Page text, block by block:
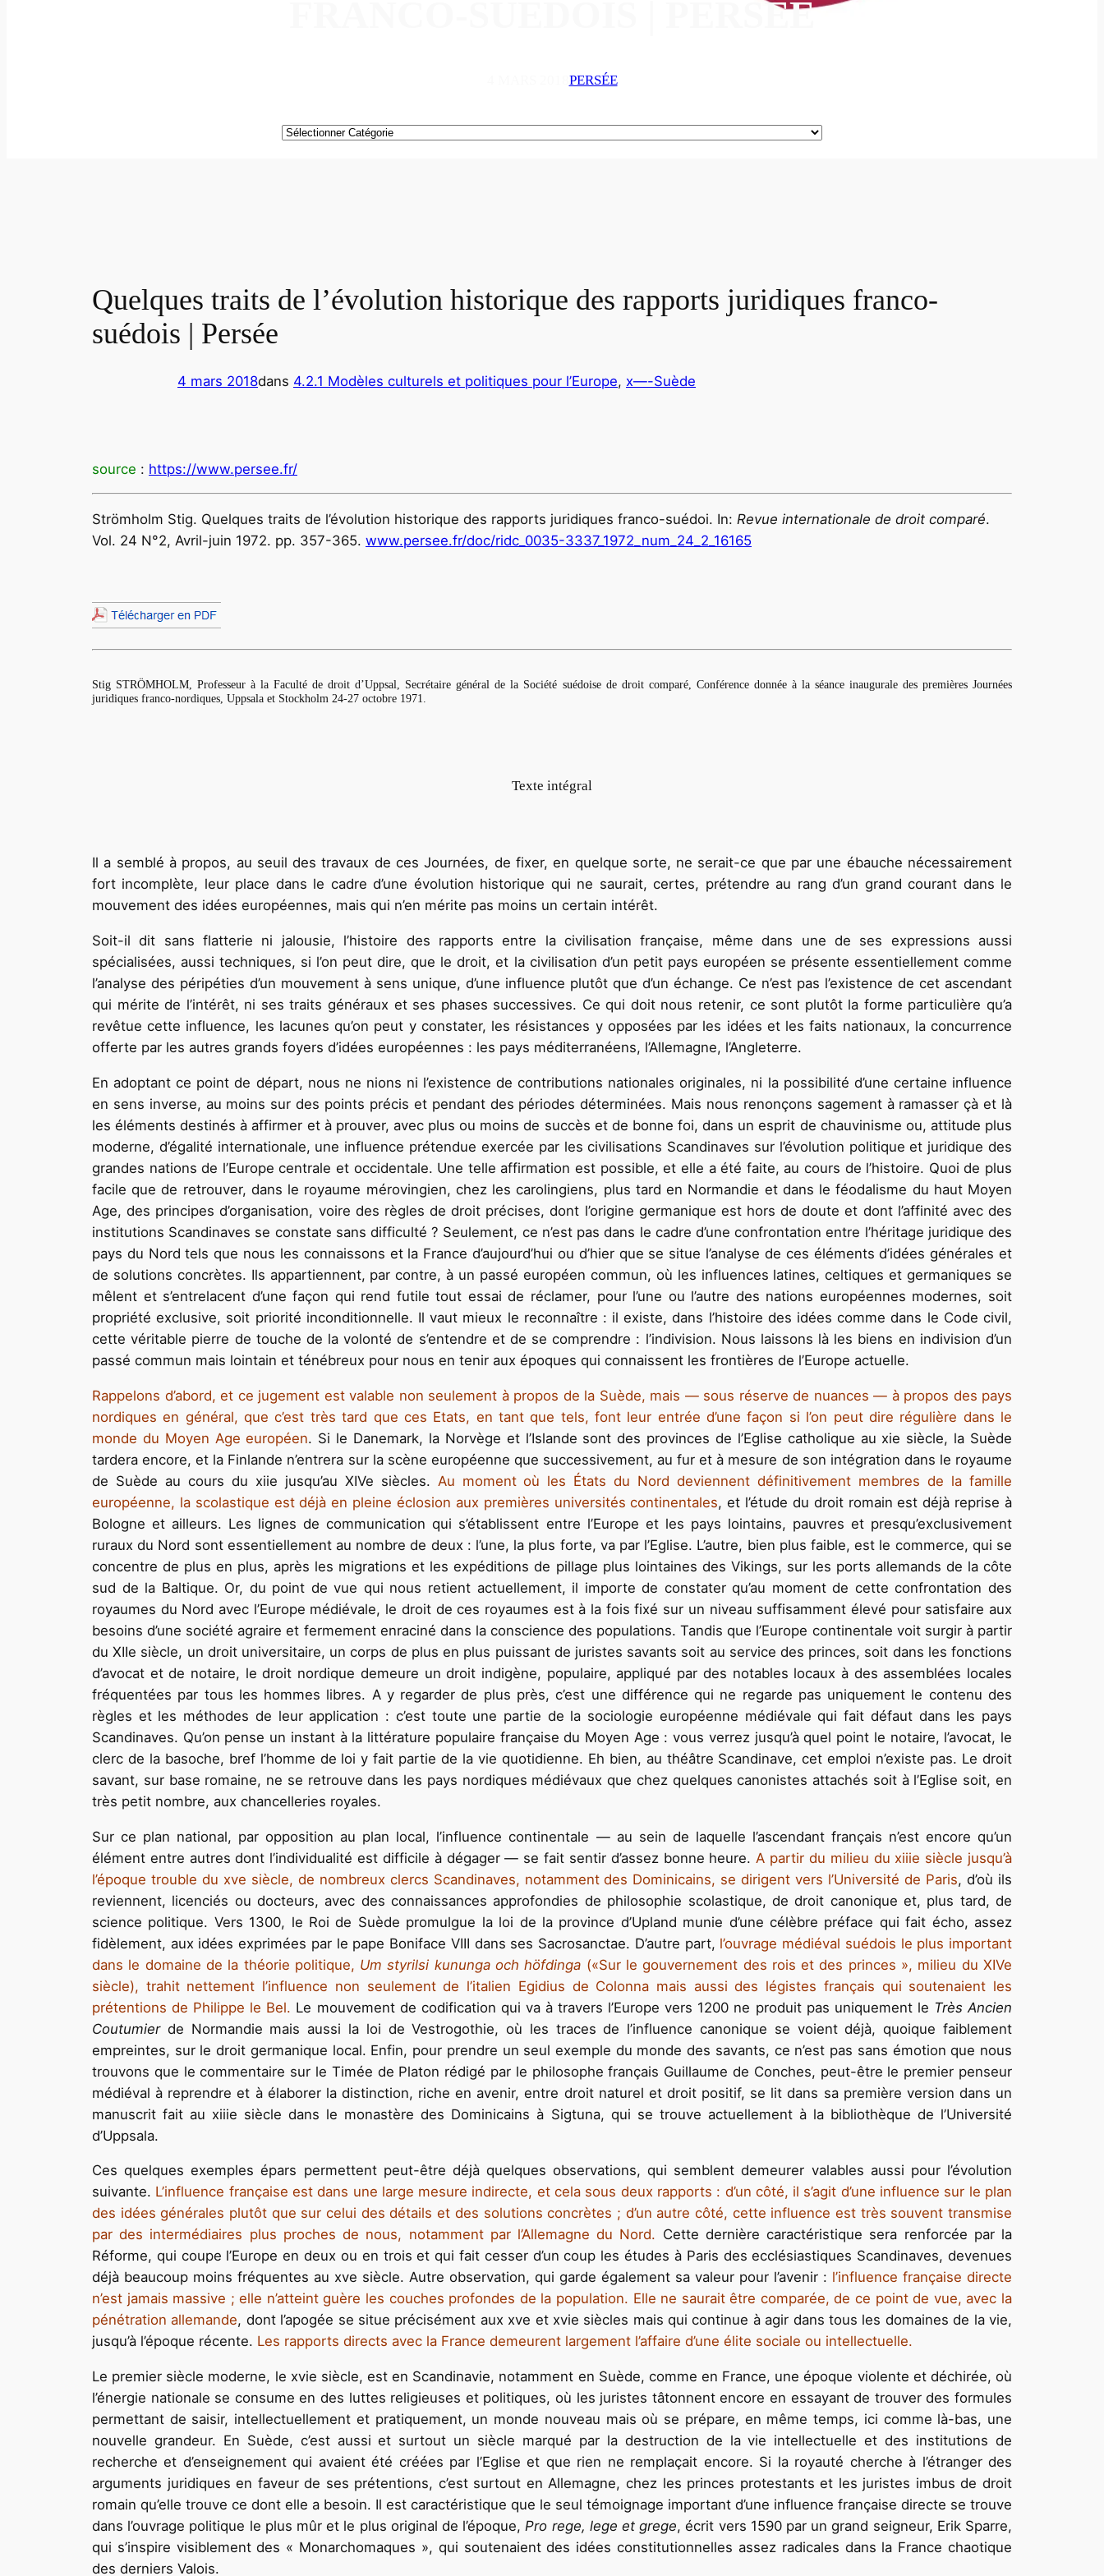
FRANCO-SUÉDOIS | PERSÉE
PERSÉE
Catégories
Quelques traits de l’évolution historique des rapports juridiques franco-
suédois | Persée
4 mars 2018dans 4.2.1 Modèles culturels et politiques pour l’Europe, x—-Suède
source : https://www.persee.fr/
Strömholm Stig. Quelques traits de l’évolution historique des rapports juridiques franco-suédoi. In: Revue internationale de droit comparé.
Vol. 24 N°2, Avril-juin 1972. pp. 357-365. www.persee.fr/doc/ridc_0035-3337_1972_num_24_2_16165
Stig STRÖMHOLM, Professeur à la Faculté de droit d’Uppsal, Secrétaire général de la Société suédoise de droit comparé, Conférence donnée à la séance inaugurale des premières Journées
juridiques franco-nordiques, Uppsala et Stockholm 24-27 octobre 1971.
Texte intégral
Il a semblé à propos, au seuil des travaux de ces Journées, de fixer, en quelque sorte, ne serait-ce que par une ébauche nécessairement
fort incomplète, leur place dans le cadre d’une évolution historique qui ne saurait, certes, prétendre au rang d’un grand courant dans le
mouvement des idées européennes, mais qui n’en mérite pas moins un certain intérêt.
Soit-il dit sans flatterie ni jalousie, l’histoire des rapports entre la civilisation française, même dans une de ses expressions aussi
spécialisées, aussi techniques, si l’on peut dire, que le droit, et la civilisation d’un petit pays européen se présente essentiellement comme
l’analyse des péripéties d’un mouvement à sens unique, d’une influence plutôt que d’un échange. Ce n’est pas l’existence de cet ascendant
qui mérite de l’intérêt, ni ses traits généraux et ses phases successives. Ce qui doit nous retenir, ce sont plutôt la forme particulière qu’a
revêtue cette influence, les lacunes qu’on peut y constater, les résistances y opposées par les idées et les faits nationaux, la concurrence
offerte par les autres grands foyers d’idées européennes : les pays méditerranéens, l’Allemagne, l’Angleterre.
En adoptant ce point de départ, nous ne nions ni l’existence de contributions nationales originales, ni la possibilité d’une certaine influence
en sens inverse, au moins sur des points précis et pendant des périodes déterminées. Mais nous renonçons sagement à ramasser çà et là
les éléments destinés à affirmer et à prouver, avec plus ou moins de succès et de bonne foi, dans un esprit de chauvinisme ou, attitude plus
moderne, d’égalité internationale, une influence prétendue exercée par les civilisations Scandinaves sur l’évolution politique et juridique des
grandes nations de l’Europe centrale et occidentale. Une telle affirmation est possible, et elle a été faite, au cours de l’histoire. Quoi de plus
facile que de retrouver, dans le royaume mérovingien, chez les carolingiens, plus tard en Normandie et dans le féodalisme du haut Moyen
Age, des principes d’organisation, voire des règles de droit précises, dont l’origine germanique est hors de doute et dont l’affinité avec des
institutions Scandinaves se constate sans difficulté ? Seulement, ce n’est pas dans le cadre d’une confrontation entre l’héritage juridique des
pays du Nord tels que nous les connaissons et la France d’aujourd’hui ou d’hier que se situe l’analyse de ces éléments d’idées générales et
de solutions concrètes. Ils appartiennent, par contre, à un passé européen commun, où les influences latines, celtiques et germaniques se
mêlent et s’entrelacent d’une façon qui rend futile tout essai de réclamer, pour l’une ou l’autre des nations européennes modernes, soit
propriété exclusive, soit priorité inconditionnelle. Il vaut mieux le reconnaître : il existe, dans l’histoire des idées comme dans le Code civil,
cette véritable pierre de touche de la volonté de s’entendre et de se comprendre : l’indivision. Nous laissons là les biens en indivision d’un
passé commun mais lointain et ténébreux pour nous en tenir aux époques qui connaissent les frontières de l’Europe actuelle.
Rappelons d’abord, et ce jugement est valable non seulement à propos de la Suède, mais — sous réserve de nuances — à propos des pays
nordiques en général, que c’est très tard que ces Etats, en tant que tels, font leur entrée d’une façon si l’on peut dire régulière dans le
monde du Moyen Age européen. Si le Danemark, la Norvège et l’Islande sont des provinces de l’Eglise catholique au xie siècle, la Suède
tardera encore, et la Finlande n’entrera sur la scène européenne que successivement, au fur et à mesure de son intégration dans le royaume
de Suède au cours du xiie jusqu’au XIVe siècles. Au moment où les États du Nord deviennent définitivement membres de la famille
européenne, la scolastique est déjà en pleine éclosion aux premières universités continentales, et l’étude du droit romain est déjà reprise à
Bologne et ailleurs. Les lignes de communication qui s’établissent entre l’Europe et les pays lointains, pauvres et presqu’exclusivement
ruraux du Nord sont essentiellement au nombre de deux : l’une, la plus forte, va par l’Eglise. L’autre, bien plus faible, est le commerce, qui se
concentre de plus en plus, après les migrations et les expéditions de pillage plus lointaines des Vikings, sur les ports allemands de la côte
sud de la Baltique. Or, du point de vue qui nous retient actuellement, il importe de constater qu’au moment de cette confrontation des
royaumes du Nord avec l’Europe médiévale, le droit de ces royaumes est à la fois fixé sur un niveau suffisamment élevé pour satisfaire aux
besoins d’une société agraire et fermement enraciné dans la conscience des populations. Tandis que l’Europe continentale voit surgir à partir
du XIIe siècle, un droit universitaire, un corps de plus en plus puissant de juristes savants soit au service des princes, soit dans les fonctions
d’avocat et de notaire, le droit nordique demeure un droit indigène, populaire, appliqué par des notables locaux à des assemblées locales
fréquentées par tous les hommes libres. A y regarder de plus près, c’est une différence qui ne regarde pas uniquement le contenu des
règles et les méthodes de leur application : c’est toute une partie de la sociologie européenne médiévale qui fait défaut dans les pays
Scandinaves. Qu’on pense un instant à la littérature populaire française du Moyen Age : vous verrez jusqu’à quel point le notaire, l’avocat, le
clerc de la basoche, bref l’homme de loi y fait partie de la vie quotidienne. Eh bien, au théâtre Scandinave, cet emploi n’existe pas. Le droit
savant, sur base romaine, ne se retrouve dans les pays nordiques médiévaux que chez quelques canonistes attachés soit à l’Eglise soit, en
très petit nombre, aux chancelleries royales.
Sur ce plan national, par opposition au plan local, l’influence continentale — au sein de laquelle l’ascendant français n’est encore qu’un
élément entre autres dont l’individualité est difficile à dégager — se fait sentir d’assez bonne heure. A partir du milieu du xiiie siècle jusqu’à
l’époque trouble du xve siècle, de nombreux clercs Scandinaves, notamment des Dominicains, se dirigent vers l’Université de Paris, d’où ils
reviennent, licenciés ou docteurs, avec des connaissances approfondies de philosophie scolastique, de droit canonique et, plus tard, de
science politique. Vers 1300, le Roi de Suède promulgue la loi de la province d’Upland munie d’une célèbre préface qui fait écho, assez
fidèlement, aux idées exprimées par le pape Boniface VIII dans ses Sacrosanctae. D’autre part, l’ouvrage médiéval suédois le plus important
dans le domaine de la théorie politique, Um styrilsi kununga och höfdinga («Sur le gouvernement des rois et des princes », milieu du XIVe
siècle), trahit nettement l’influence non seulement de l’italien Egidius de Colonna mais aussi des légistes français qui soutenaient les
prétentions de Philippe le Bel. Le mouvement de codification qui va à travers l’Europe vers 1200 ne produit pas uniquement le Très Ancien
Coutumierde Normandie mais aussi la loi de Vestrogothie, où les traces de l’influence canonique se voient déjà, quoique faiblement
empreintes, sur le droit germanique local. Enfin, pour prendre un seul exemple du monde des savants, ce n’est pas sans émotion que nous
trouvons que le commentaire sur le Timée de Platon rédigé par le philosophe français Guillaume de Conches, peut-être le premier penseur
médiéval à reprendre et à élaborer la distinction, riche en avenir, entre droit naturel et droit positif, se lit dans sa première version dans un
manuscrit fait au xiiie siècle dans le monastère des Dominicains à Sigtuna, qui se trouve actuellement à la bibliothèque de l’Université
d’Uppsala.
Ces quelques exemples épars permettent peut-être déjà quelques observations, qui semblent demeurer valables aussi pour l’évolution
suivante. L’influence française est dans une large mesure indirecte, et cela sous deux rapports : d’un côté, il s’agit d’une influence sur le plan
des idées générales plutôt que sur celui des détails et des solutions concrètes ; d’un autre côté, cette influence est très souvent transmise
par des intermédiaires plus proches de nous, notamment par l’Allemagne du Nord. Cette dernière caractéristique sera renforcée par la
Réforme, qui coupe l’Europe en deux ou en trois et qui fait cesser d’un coup les études à Paris des ecclésiastiques Scandinaves, devenues
déjà beaucoup moins fréquentes au xve siècle. Autre observation, qui garde également sa valeur pour l’avenir : l’influence française directe
n’est jamais massive ; elle n’atteint guère les couches profondes de la population. Elle ne saurait être comparée, de ce point de vue, avec la
pénétration allemande, dont l’apogée se situe précisément aux xve et xvie siècles mais qui continue à agir dans tous les domaines de la vie,
jusqu’à l’époque récente. Les rapports directs avec la France demeurent largement l’affaire d’une élite sociale ou intellectuelle.
Le premier siècle moderne, le xvie siècle, est en Scandinavie, notamment en Suède, comme en France, une époque violente et déchirée, où
l’énergie nationale se consume en des luttes religieuses et politiques, où les juristes tâtonnent encore en essayant de trouver des formules
permettant de saisir, intellectuellement et pratiquement, un monde nouveau mais où se prépare, en même temps, ici comme là-bas, une
nouvelle grandeur. En Suède, c’est aussi et surtout un siècle marqué par la destruction de la vie intellectuelle et des institutions de
recherche et d’enseignement qui avaient été créées par l’Eglise et que rien ne remplaçait encore. Si la royauté cherche à l’étranger des
arguments juridiques en faveur de ses prétentions, c’est surtout en Allemagne, chez les princes protestants et les juristes imbus de droit
romain qu’elle trouve ce dont elle a besoin. Il est caractéristique que le seul témoignage important d’une influence française directe se trouve
dans l’ouvrage politique le plus mûr et le plus original de l’époque,Pro rege, lege et grege, écrit vers 1590 par un grand seigneur, Erik Sparre,
qui s’inspire visiblement des « Monarchomaques », qui soutenaient des idées constitutionnelles assez radicales dans la France chaotique
des derniers Valois.